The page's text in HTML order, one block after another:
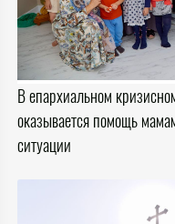
В епархиальном
оказывается помощь
ситуации